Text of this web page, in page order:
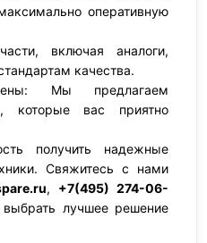
оперативную
включая аналоги,
качества.
Мы предлагаем
которые вас приятно
получить надежные
Свяжитесь с нами
, +7(495) 274-06-
лучшее решение